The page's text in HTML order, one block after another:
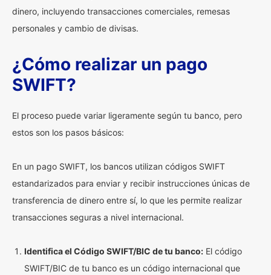
dinero, incluyendo transacciones comerciales, remesas
personales y cambio de divisas.
¿Cómo realizar un pago
SWIFT?
El proceso puede variar ligeramente según tu banco, pero
estos son los pasos básicos:
En un pago SWIFT, los bancos utilizan códigos SWIFT
estandarizados para enviar y recibir instrucciones únicas de
transferencia de dinero entre sí, lo que les permite realizar
transacciones seguras a nivel internacional.
Identifica el Código SWIFT/BIC de tu banco: El código
SWIFT/BIC de tu banco es un código internacional que